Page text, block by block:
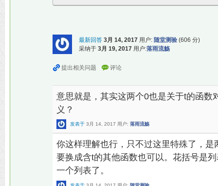
最新回答 3月 14, 2017 用户: 随堂测验 (606 分)
采纳于 3月 19, 2017 用户:落雨流觞
意思就是，其实这两个0也是关于t的函数
义？
发表于 3月 14, 2017 用户: 落雨流觞
你这样理解也行，只不过这里特殊了，
要换成含t的其他函数也可以。花括号是
一个列表了。